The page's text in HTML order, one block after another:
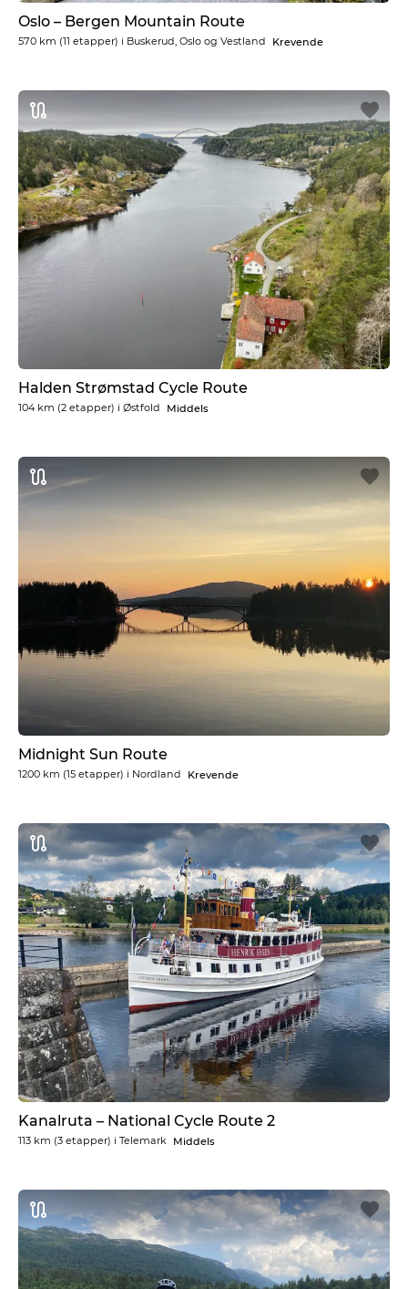
Oslo – Bergen Mountain Route
570 km (11 etapper) i Buskerud, Oslo og Vestland Krevende
Halden Strømstad Cycle Route
104 km (2 etapper) i Østfold Middels
Midnight Sun Route
1200 km (15 etapper) i Nordland Krevende
Kanalruta – National Cycle Route 2
113 km (3 etapper) i Telemark Middels